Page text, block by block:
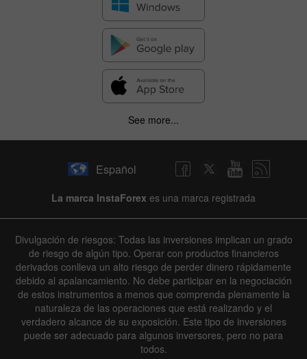
See more...
Español
La marca InstaForex es una marca registrada
Divulgación de riesgos: Todas las inversiones implican un grado
de riesgo de algún tipo. Operar con productos financieros
derivados conlleva un alto riesgo de perder dinero rápidamente
debido al apalancamiento. No debe participar en la negociación
de estos instrumentos a menos que comprenda plenamente la
naturaleza de las operaciones que está realizando y el
verdadero alcance de su exposición. Este tipo de inversiones
puede ser adecuado para algunos inversores, pero no para
todos.